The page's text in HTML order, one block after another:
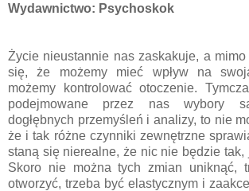
Wydawnictwo: Psychoskok
Życie nieustannie nas zaskakuje, a mimo
się, że możemy mieć wpływ na
możemy kontrolować otoczenie.
podejmowane przez nas wybory
dogłębnych przemyśleń i analizy, to nie
że i tak różne czynniki zewnętrzne
staną się nierealne, że nic nie będzie tak,
Skoro nie można tych zmian uniknąć,
otworzyć, trzeba być elastycznym i